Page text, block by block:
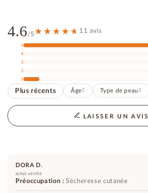
4.6/5 11 avis
5
4
3
2
1
Plus récents Âge Type de peau
LAISSER UN AVIS
DORA D.
achat vérifié
Préoccupation : Sécheresse cutanée